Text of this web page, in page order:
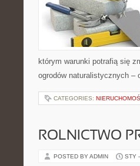
którym warunki potrafią się
ogrodów naturalistycznych –
CATEGORIES:
ROLNICTWO
POSTED BY ADMIN STY